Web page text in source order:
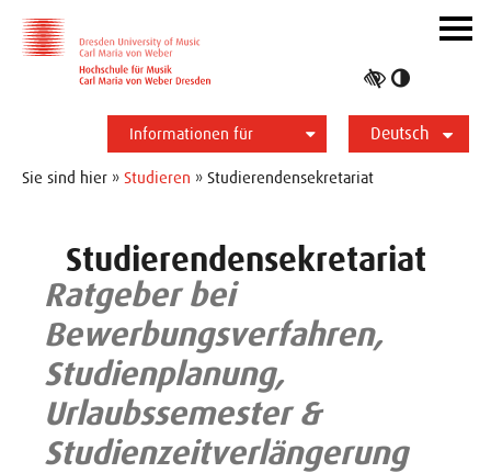
Informationen für
Studierende
Bewerber*innen
International
Presse
Alumni
Deutsch
ein-/
Sie sind hier » Studieren » Studierendensekretariat
Studierendensekretariat
Ratgeber bei
Bewerbungsverfahren,
Studienplanung,
Urlaubssemester &
Studienzeitverlängerung